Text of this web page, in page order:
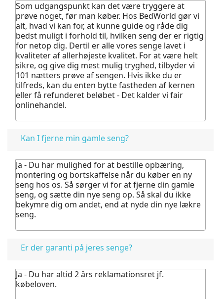
Som udgangspunkt kan det være tryggere at
prøve noget, før man køber. Hos BedWorld gør vi
alt, hvad vi kan for, at kunne guide og råde dig
bedst muligt i forhold til, hvilken seng der er rigtig
for netop dig. Dertil er alle vores senge lavet i
kvaliteter af allerhøjeste kvalitet. For at være helt
sikre, og give dig mest mulig tryghed, tilbyder vi
101 nætters prøve af sengen. Hvis ikke du er
tilfreds, kan du enten bytte fastheden af kernen
eller få refunderet beløbet - Det kalder vi fair
onlinehandel.
Kan I fjerne min gamle seng?
Ja - Du har mulighed for at bestille opbæring,
montering og bortskaffelse når du køber en ny
seng hos os. Så sørger vi for at fjerne din gamle
seng, og sætte din nye seng op. Så skal du ikke
bekymre dig om andet, end at nyde din nye lækre
seng.
Er der garanti på jeres senge?
Ja - Du har altid 2 års reklamationsret jf.
købeloven.